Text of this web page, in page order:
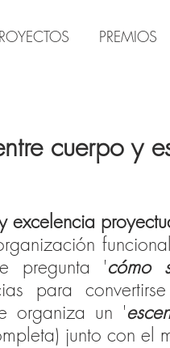
PREMIOS
cuerpo y
excelencia
pregunta 'cómo
para
organiza un '
junto con el